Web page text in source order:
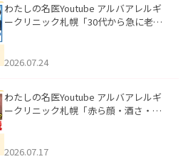
わたしの名医Youtube アルバアレルギ
ークリニック札幌「30代から急に老け
た。
2026.07.24
わたしの名医Youtube アルバアレルギ
ークリニック札幌「赤ら顔・酒さ・ニ
した。
2026.07.17